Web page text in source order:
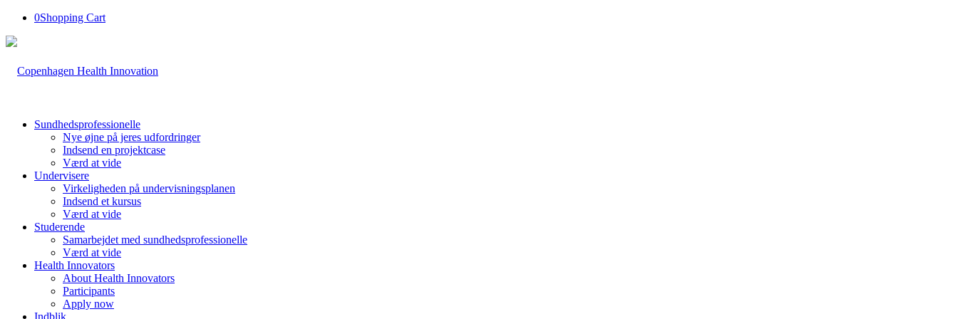
0Shopping Cart
Sundhedsprofessionelle
Nye øjne på jeres udfordringer
Indsend en projektcase
Værd at vide
Undervisere
Virkeligheden på undervisningsplanen
Indsend et kursus
Værd at vide
Studerende
Samarbejdet med sundhedsprofessionelle
Værd at vide
Health Innovators
About Health Innovators
Participants
Apply now
Indblik